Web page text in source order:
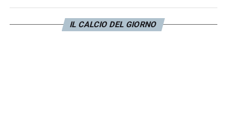
qualcuno, era più qualcosa che aveva dentro
da buttare fuori, non all’indirizzo di una
IL CALCIO DEL GIORNO